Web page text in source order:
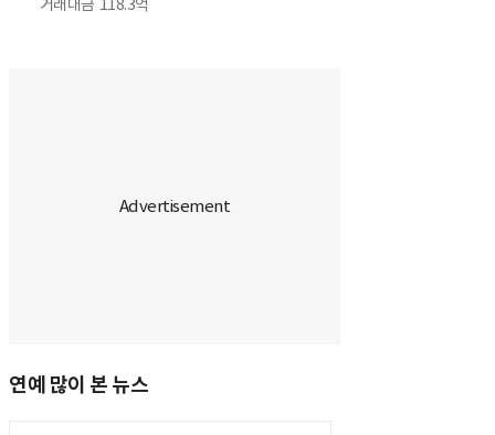
거래대금 118.3억
연예 많이 본 뉴스